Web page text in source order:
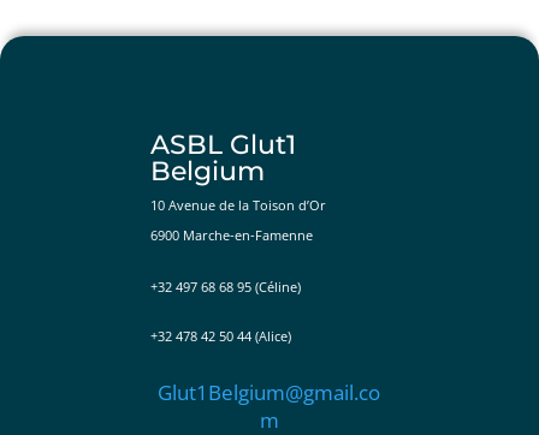
ASBL Glut1
Belgium
10 Avenue de la Toison d’Or
6900 Marche-en-Famenne
+32 497 68 68 95 (Céline)
+32 478 42 50 44 (Alice)
Glut1Belgium@gmail.co
m